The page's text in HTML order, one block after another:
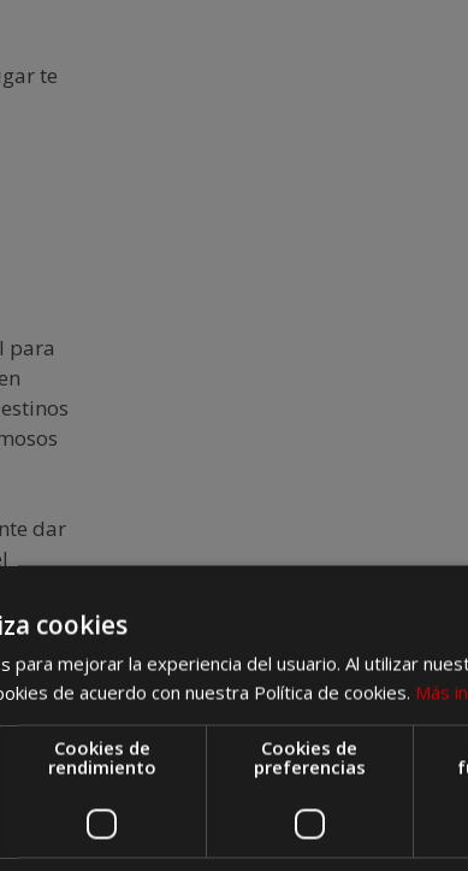
te
para
dar
en
de
cookies
para mejorar la experiencia del usuario. Al utilizar
de acuerdo con nuestra Política de cookies. Más
Cookies de
rendimiento
Cookies de
preferencias